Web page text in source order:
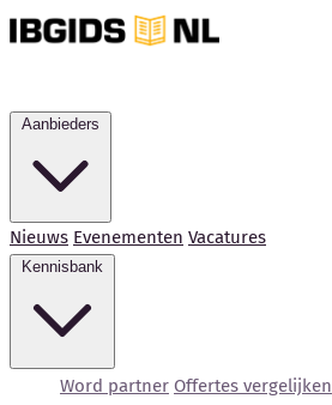
Nieuws Evenementen Vacatures
Word partner Offertes vergelijken